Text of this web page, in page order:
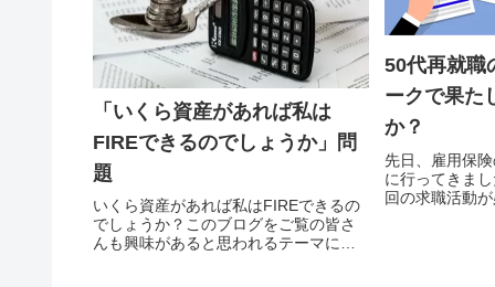
「いくら資産があれば私は
FIREできるのでしょうか」問
題
いくら資産があれば私はFIREできるの
でしょうか？このブログをご覧の皆さ
んも興味があると思われるテーマにつ
50代再就職
ークで果た
か？
先日、雇用保
に行ってきま
回の求職活動